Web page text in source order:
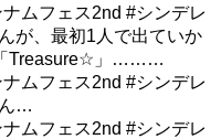
ムフェス2nd #シンデレ
が、最初1人で出ていか
「Treasure☆」………
ムフェス2nd #シンデレ
…
ムフェス2nd #シンデレ